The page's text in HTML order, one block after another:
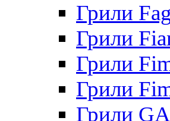
Грили
Грили
Грили
Грили
Грили